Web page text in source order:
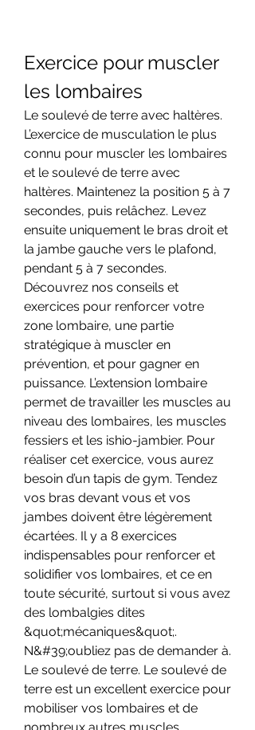
Exercice pour muscler
les lombaires
Le soulevé de terre avec haltères.
L’exercice de musculation le plus
connu pour muscler les lombaires
et le soulevé de terre avec
haltères. Maintenez la position 5 à 7
secondes, puis relâchez. Levez
ensuite uniquement le bras droit et
la jambe gauche vers le plafond,
pendant 5 à 7 secondes.
Découvrez nos conseils et
exercices pour renforcer votre
zone lombaire, une partie
stratégique à muscler en
prévention, et pour gagner en
puissance. L’extension lombaire
permet de travailler les muscles au
niveau des lombaires, les muscles
fessiers et les ishio-jambier. Pour
réaliser cet exercice, vous aurez
besoin d’un tapis de gym. Tendez
vos bras devant vous et vos
jambes doivent être légèrement
écartées. Il y a 8 exercices
indispensables pour renforcer et
solidifier vos lombaires, et ce en
toute sécurité, surtout si vous avez
des lombalgies dites
&quot;mécaniques&quot;.
N&#39;oubliez pas de demander à.
Le soulevé de terre. Le soulevé de
terre est un excellent exercice pour
mobiliser vos lombaires et de